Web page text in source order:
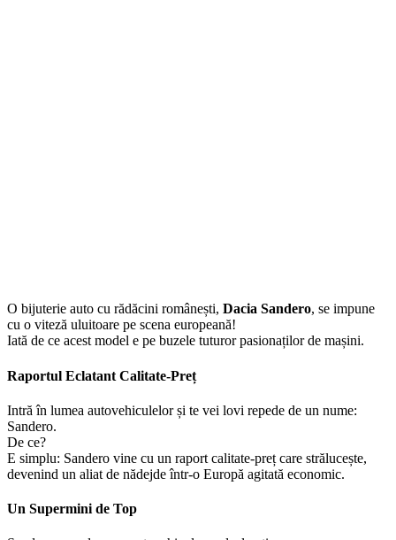
O bijuterie auto cu rădăcini românești, Dacia Sandero, se impune
cu o viteză uluitoare pe scena europeană!
Iată de ce acest model e pe buzele tuturor pasionaților de mașini.
Raportul Eclatant Calitate-Preț
Intră în lumea autovehiculelor și te vei lovi repede de un nume:
Sandero.
De ce?
E simplu: Sandero vine cu un raport calitate-preț care strălucește,
devenind un aliat de nădejde într-o Europă agitată economic.
Un Supermini de Top